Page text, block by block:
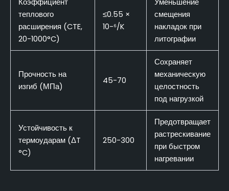
Коэффициент
теплового
расширения (CTE,
20-1000°C)
≤0.55 ×
10-⁶/K
Уменьшение
смещения
накладок при
литографии
Прочность на
изгиб (МПа)
45-70
Сохраняет
механическую
целостность
под нагрузкой
Устойчивость к
термоударам (ΔT
°C)
250-300
Предотвращает
растрескивание
при быстром
нагревании